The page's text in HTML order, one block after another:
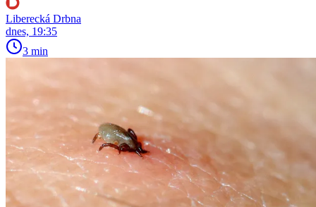
Liberecká Drbna
dnes, 19:35
3 min